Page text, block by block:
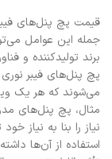
قیمت پچ پنل‌های
جمله این عوامل
برند تولیدکننده و
پچ پنل‌های فیبر نوری
می‌شوند که هر یک
مثال، پچ پنل‌های
نیاز را بنا به نیاز
استفاده از آن‌ها